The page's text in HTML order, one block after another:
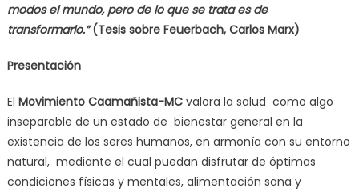
modos el mundo, pero de lo que se trata es de
transformarlo.”(Tesis sobre Feuerbach, Carlos Marx)
Presentación
El Movimiento Caamañista-MC valora la salud como algo
inseparable de un estado de bienestar general en la
existencia de los seres humanos, en armonía con su entorno
natural, mediante el cual puedan disfrutar de óptimas
condiciones físicas y mentales, alimentación sana y